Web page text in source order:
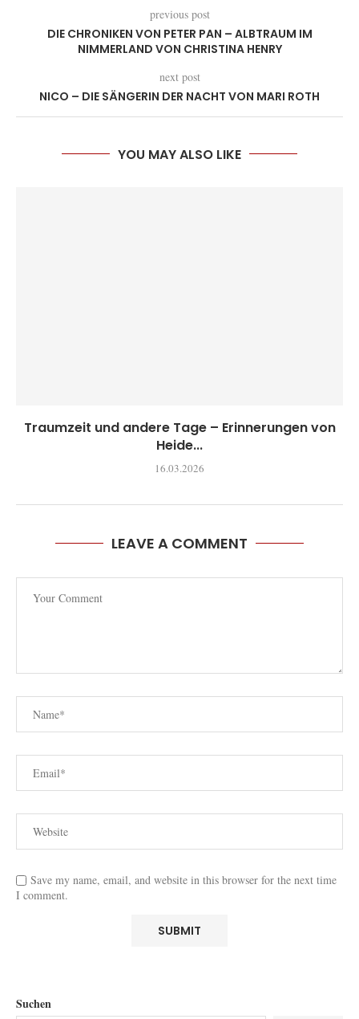
previous post
DIE CHRONIKEN VON PETER PAN – ALBTRAUM IM
NIMMERLAND VON CHRISTINA HENRY
next post
NICO – DIE SÄNGERIN DER NACHT VON MARI ROTH
YOU MAY ALSO LIKE
Traumzeit und andere Tage – Erinnerungen von
Heide...
16.03.2026
LEAVE A COMMENT
Save my name, email, and website in this browser for the next time
I comment.
Suchen